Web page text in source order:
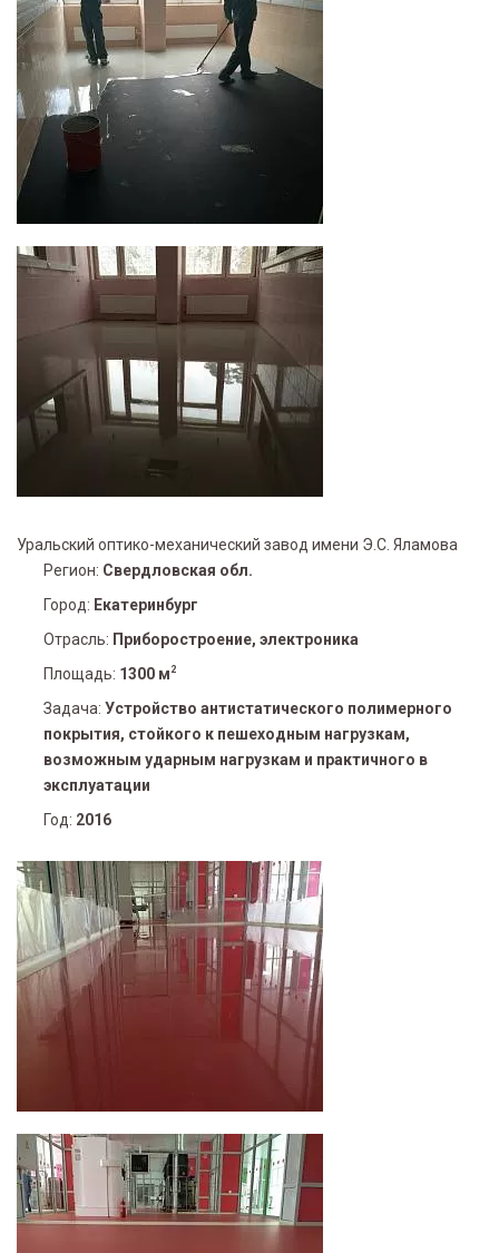
Уральский оптико-механический завод имени Э.С. Яламова
Регион: Свердловская обл.
Город: Екатеринбург
Отрасль: Приборостроение, электроника
Площадь: 1300 м 2
Задача: Устройство антистатического полимерного
покрытия, стойкого к пешеходным нагрузкам,
возможным ударным нагрузкам и практичного в
эксплуатации
Год: 2016